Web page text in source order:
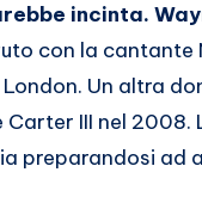
incinta.
con la cantante
Un altra
III nel 2008.
preparandosi ad